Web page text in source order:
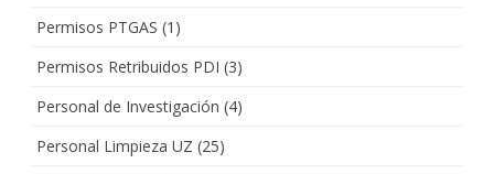
Permisos PTGAS (1)
Permisos Retribuidos PDI (3)
Personal de Investigación (4)
Personal Limpieza UZ (25)